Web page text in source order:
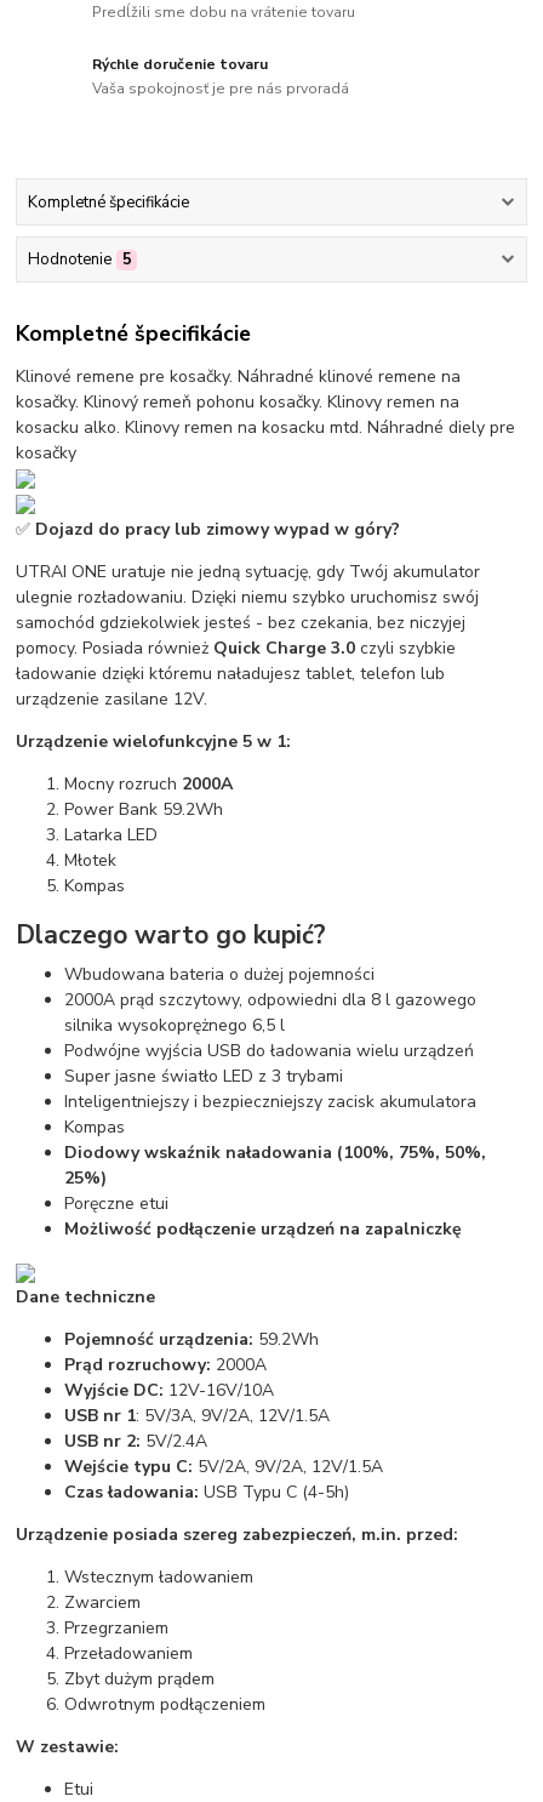
Predĺžili sme dobu na vrátenie tovaru
Rýchle doručenie tovaru
Vaša spokojnosť je pre nás prvoradá
Kompletné špecifikácie
Hodnotenie 5
Kompletné špecifikácie
Klinové remene pre kosačky. Náhradné klinové remene na
kosačky. Klinový remeň pohonu kosačky. Klinovy remen na
kosacku alko. Klinovy remen na kosacku mtd. Náhradné diely pre
kosačky
✅ Dojazd do pracy lub zimowy wypad w góry?
UTRAI ONE uratuje nie jedną sytuację, gdy Twój akumulator
ulegnie rozładowaniu. Dzięki niemu szybko uruchomisz swój
samochód gdziekolwiek jesteś - bez czekania, bez niczyjej
pomocy. Posiada również Quick Charge 3.0czyli szybkie
ładowanie dzięki któremu naładujesz tablet, telefon lub
urządzenie zasilane 12V.
Urządzenie wielofunkcyjne 5 w 1:
Mocny rozruch 2000A
Power Bank 59.2Wh
Latarka LED
Młotek
Kompas
Dlaczego warto go kupić?
Wbudowana bateria o dużej pojemności
2000A prąd szczytowy, odpowiedni dla 8 l gazowego
silnika wysokoprężnego 6,5 l
Podwójne wyjścia USB do ładowania wielu urządzeń
Super jasne światło LED z 3 trybami
Inteligentniejszy i bezpieczniejszy zacisk akumulatora
Kompas
Diodowy wskaźnik naładowania (100%, 75%, 50%,
25%)
Poręczne etui
Możliwość podłączenie urządzeń na zapalniczkę
Dane techniczne
Pojemność urządzenia: 59.2Wh
Prąd rozruchowy: 2000A
Wyjście DC: 12V-16V/10A
USB nr 1: 5V/3A, 9V/2A, 12V/1.5A
USB nr 2: 5V/2.4A
Wejście typu C: 5V/2A, 9V/2A, 12V/1.5A
Czas ładowania: USB Typu C (4-5h)
Urządzenie posiada szereg zabezpieczeń, m.in. przed:
Wstecznym ładowaniem
Zwarciem
Przegrzaniem
Przeładowaniem
Zbyt dużym prądem
Odwrotnym podłączeniem
W zestawie:
Etui